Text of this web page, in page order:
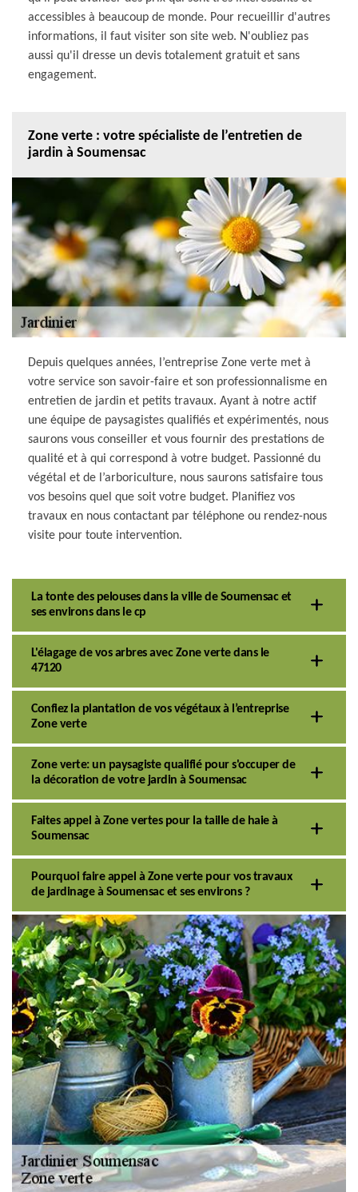
accessibles à beaucoup de monde. Pour recueillir d'autres
informations, il faut visiter son site web. N'oubliez pas
aussi qu'il dresse un devis totalement gratuit et sans
engagement.
Zone verte : votre spécialiste de l’entretien de
jardin à Soumensac
Depuis quelques années, l’entreprise Zone verte met à
votre service son savoir-faire et son professionnalisme en
entretien de jardin et petits travaux. Ayant à notre actif
une équipe de paysagistes qualifiés et expérimentés, nous
saurons vous conseiller et vous fournir des prestations de
qualité et à qui correspond à votre budget. Passionné du
végétal et de l’arboriculture, nous saurons satisfaire tous
vos besoins quel que soit votre budget. Planifiez vos
travaux en nous contactant par téléphone ou rendez-nous
visite pour toute intervention.
La tonte des pelouses dans la ville de Soumensac et
ses environs dans le cp
L'élagage de vos arbres avec Zone verte dans le
47120
Confiez la plantation de vos végétaux à l’entreprise
Zone verte
Zone verte: un paysagiste qualifié pour s'occuper de
la décoration de votre jardin à Soumensac
Faites appel à Zone vertes pour la taille de haie à
Soumensac
Pourquoi faire appel à Zone verte pour vos travaux
de jardinage à Soumensac et ses environs ?